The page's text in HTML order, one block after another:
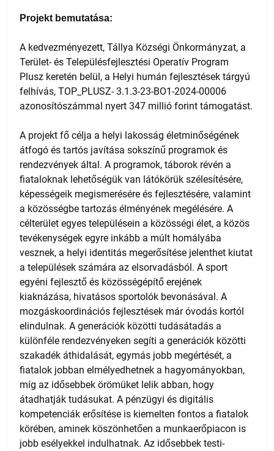
Projekt bemutatása:
A kedvezményezett, Tállya Községi Önkormányzat, a
Terület- és Településfejlesztési Operatív Program
Plusz keretén belül, a Helyi humán fejlesztések tárgyú
felhívás, TOP_PLUSZ- 3.1.3-23-BO1-2024-00006
azonosítószámmal nyert 347 millió forint támogatást.
A projekt fő célja a helyi lakosság életminőségének
átfogó és tartós javítása sokszínű programok és
rendezvények által. A programok, táborok révén a
fiataloknak lehetőségük van látókörük szélesítésére,
képességeik megismerésére és fejlesztésére, valamint
a közösségbe tartozás élményének megélésére. A
célterület egyes településein a közösségi élet, a közös
tevékenységek egyre inkább a múlt homályába
vesznek, a helyi identitás megerősítése jelenthet kiutat
a települések számára az elsorvadásból. A sport
egyéni fejlesztő és közösségépítő erejének
kiaknázása, hivatásos sportolók bevonásával. A
mozgáskoordinációs fejlesztések már óvodás kortól
elindulnak. A generációk közötti tudásátadás a
különféle rendezvényeken segíti a generációk közötti
szakadék áthidalását, egymás jobb megértését, a
fiatalok jobban elmélyedhetnek a hagyományokban,
míg az idősebbek örömüket lelik abban, hogy
átadhatják tudásukat. A pénzügyi és digitális
kompetenciák erősítése is kiemelten fontos a fiatalok
körében, aminek köszönhetően a munkaerőpiacon is
jobb esélyekkel indulhatnak. Az idősebbek testi-